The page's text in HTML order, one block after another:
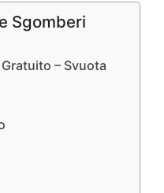
Sgomberi
– Svuota